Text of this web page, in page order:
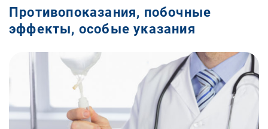
Противопоказания, побочные
эффекты, особые указания